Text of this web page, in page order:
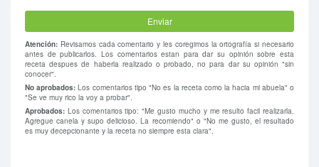
Atención: Revisamos cada comentario y les coregimos la ortografía si necesario
antes de publicarlos. Los comentarios estan para dar su opinión sobre esta
receta despues de haberla realizado o probado, no para dar su opinión "sin
conocer".
No aprobados:Los comentarios tipo "No es la receta como la hacia mi abuela" o
"Se ve muy rico la voy a probar".
Aprobados: Los comentarios tipo: "Me gusto mucho y me resulto facil realizarla.
Agregue canela y supo delicioso. La recomiendo" o "No me gusto, el resultado
es muy decepcionante y la receta no siempre esta clara".